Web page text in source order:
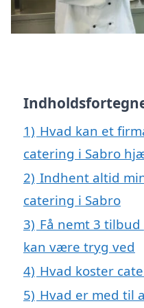
1) Hvad kan et
catering i Sabro
2) Indhent altid
catering i Sabro
3) Få nemt 3
kan være tryg ved
4) Hvad koster
5) Hvad er med til